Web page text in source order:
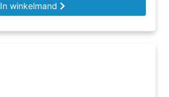
In winkelmand